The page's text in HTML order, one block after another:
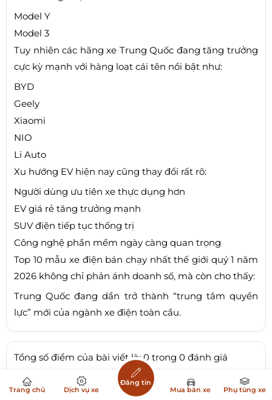
Model Y
Model 3
Tuy nhiên các hãng xe Trung Quốc đang tăng trưởng
cực kỳ mạnh với hàng loạt cái tên nổi bật như:
BYD
Geely
Xiaomi
NIO
Li Auto
Xu hướng EV hiện nay cũng thay đổi rất rõ:
Người dùng ưu tiên xe thực dụng hơn
EV giá rẻ tăng trưởng mạnh
SUV điện tiếp tục thống trị
Công nghệ phần mềm ngày càng quan trọng
Top 10 mẫu xe điện bán chạy nhất thế giới quý 1 năm
2026 không chỉ phản ánh doanh số, mà còn cho thấy:
Trung Quốc đang dần trở thành “trung tâm quyền
lực” mới của ngành xe điện toàn cầu.
Tổng số điểm của bài viết là: 0 trong 0 đánh giá
Trang chủ Dịch vụ xe
Đăng tin
Mua bán xe
Phụ tùng xe